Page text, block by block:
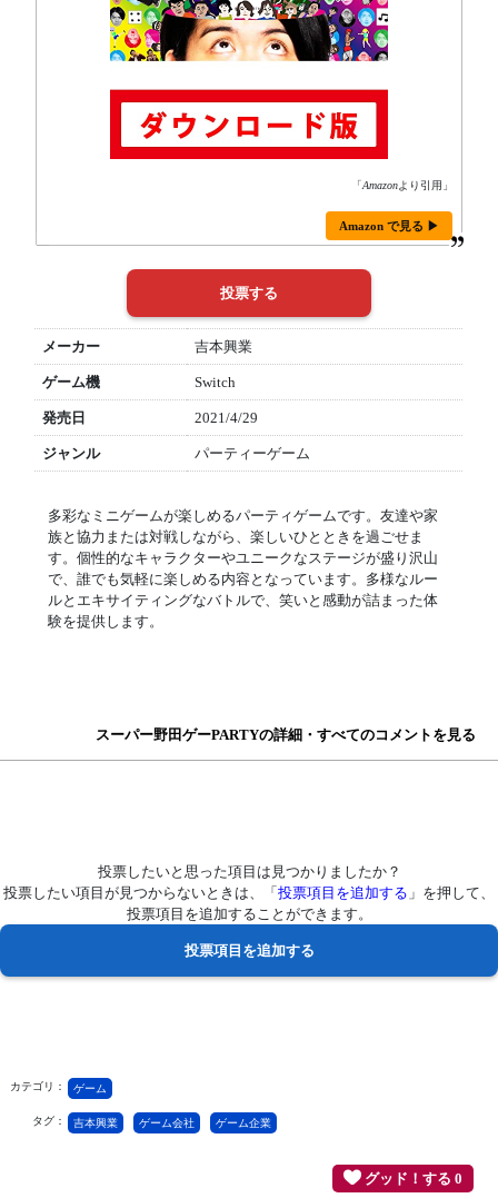
「Amazonより引用」
Amazon で見る ▶
メーカー 吉本興業
ゲーム機 Switch
発売日 2021/4/29
ジャンル パーティーゲーム
多彩なミニゲームが楽しめるパーティゲームです。友達や家
族と協力または対戦しながら、楽しいひとときを過ごせま
す。個性的なキャラクターやユニークなステージが盛り沢山
で、誰でも気軽に楽しめる内容となっています。多様なルー
ルとエキサイティングなバトルで、笑いと感動が詰まった体
験を提供します。
スーパー野田ゲーPARTYの詳細・すべてのコメントを見る
投票したいと思った項目は見つかりましたか？
投票したい項目が見つからないときは、「 投票項目を追加する 」を押して、
投票項目を追加することができます。
カテゴリ： ゲーム
タグ： 吉本興業 ゲーム会社 ゲーム企業
グッド！する 0